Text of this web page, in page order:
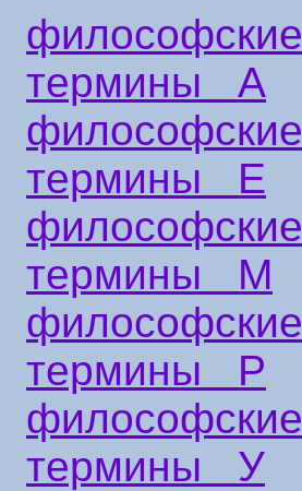
философские
термины А
философские
термины Е
философские
термины М
философские
термины Р
философские
термины У